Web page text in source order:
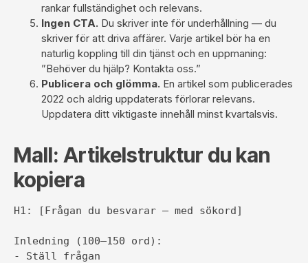
rankar fullständighet och relevans.
Ingen CTA. Du skriver inte för underhållning — du
skriver för att driva affärer. Varje artikel bör ha en
naturlig koppling till din tjänst och en uppmaning:
”Behöver du hjälp? Kontakta oss.”
Publicera och glömma. En artikel som publicerades
2022 och aldrig uppdaterats förlorar relevans.
Uppdatera ditt viktigaste innehåll minst kvartalsvis.
Mall: Artikelstruktur du kan
kopiera
H1: [Frågan du besvarar — med sökord]
Inledning (100–150 ord):
- Ställ frågan